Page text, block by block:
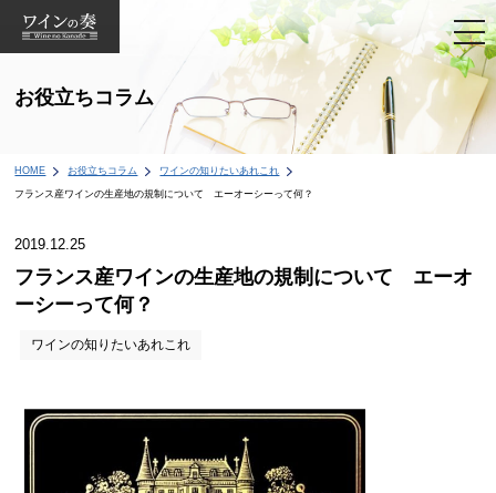
お役立ちコラム
HOME お役立ちコラム ワインの知りたいあれこれ
フランス産ワインの生産地の規制について エーオーシーって何？
2019.12.25
フランス産ワインの生産地の規制について エーオ
ーシーって何？
ワインの知りたいあれこれ